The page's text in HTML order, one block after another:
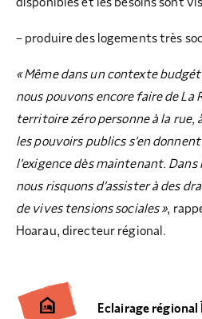
disponibles et les besoins sont
– produire des logements très
« Même dans un contexte
nous pouvons encore faire de La
territoire zéro personne à la rue,
les pouvoirs publics s’en
l’exigence dès maintenant. Dans
nous risquons d’assister à des
de vives tensions sociales »,
Hoarau, directeur régional.
night_shelter Eclairage régional